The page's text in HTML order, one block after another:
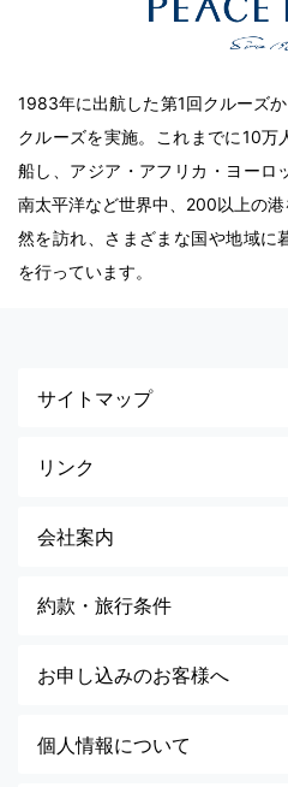
1983年に出航した第1回クルーズ
クルーズを実施。これまでに10万
船し、アジア・アフリカ・ヨーロ
南太平洋など世界中、200以上の
然を訪れ、さまざまな国や地域に
を行っています。
サイトマップ
リンク
会社案内
約款・旅行条件
お申し込みのお客様へ
個人情報について